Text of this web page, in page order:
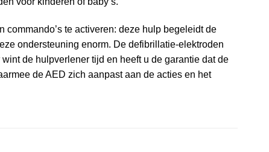
te activeren: deze hulp begeleidt de
ondersteuning enorm. De defibrillatie-elektroden
de hulpverlener tijd en heeft u de garantie dat de
de AED zich aanpast aan de acties en het